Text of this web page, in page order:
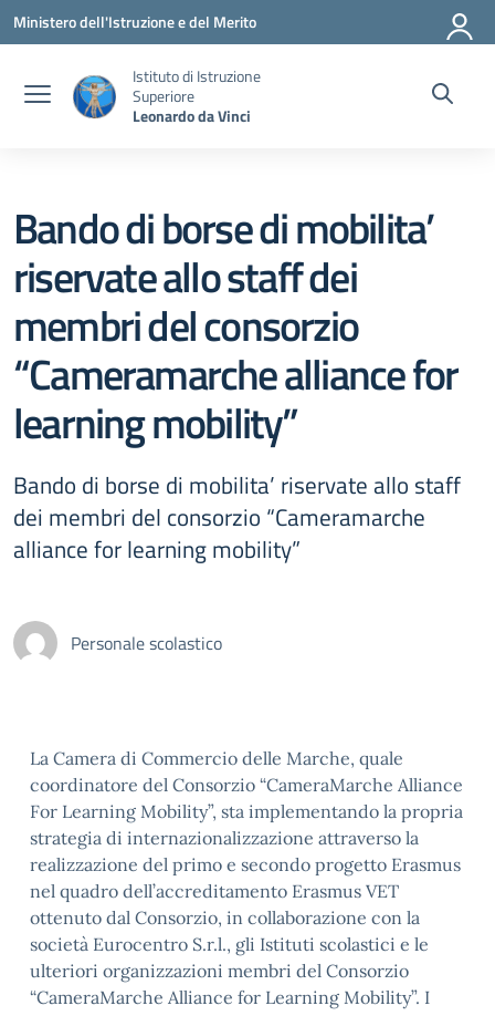
Vai ai contenuti
Vai al menu di navigazione
Vai al footer
Ministero dell'Istruzione e del Merito
Istituto di Istruzione
Superiore
Leonardo da Vinci
Bando di borse di mobilita’
riservate allo staff dei
membri del consorzio
“Cameramarche alliance for
learning mobility”
Bando di borse di mobilita’ riservate allo staff
dei membri del consorzio “Cameramarche
alliance for learning mobility”
Personale scolastico
La Camera di Commercio delle Marche, quale
coordinatore del Consorzio “CameraMarche Alliance
For Learning Mobility”, sta implementando la propria
strategia di internazionalizzazione attraverso la
realizzazione del primo e secondo progetto Erasmus
nel quadro dell’accreditamento Erasmus VET
ottenuto dal Consorzio, in collaborazione con la
società Eurocentro S.r.l., gli Istituti scolastici e le
ulteriori organizzazioni membri del Consorzio
“CameraMarche Alliance for Learning Mobility”. I